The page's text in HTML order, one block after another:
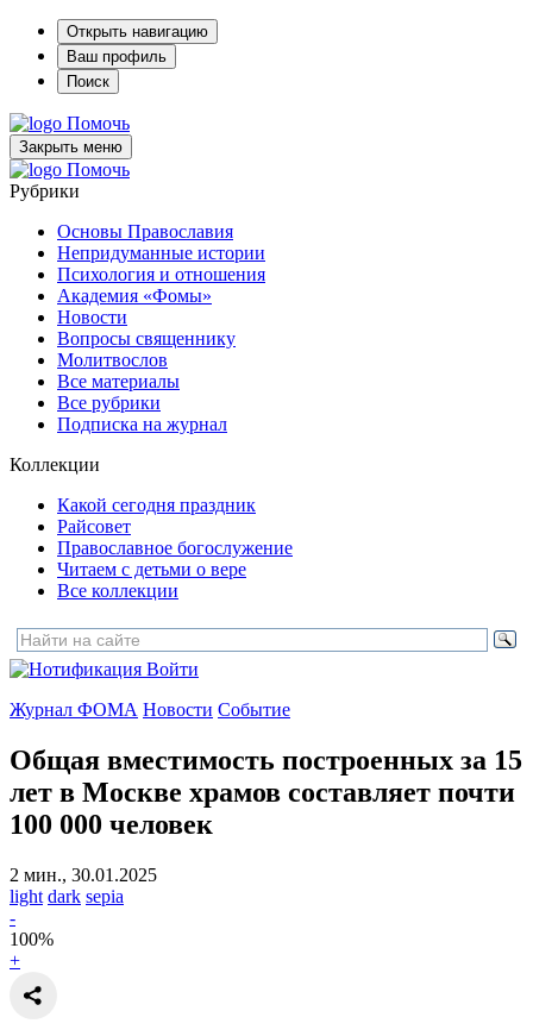
Открыть навигацию
Ваш профиль
Поиск
Помочь
Закрыть меню
Помочь
Рубрики
Основы Православия
Непридуманные истории
Психология и отношения
Академия «Фомы»
Новости
Вопросы священнику
Молитвослов
Все материалы
Все рубрики
Подписка на журнал
Коллекции
Какой сегодня праздник
Райсовет
Православное богослужение
Читаем с детьми о вере
Все коллекции
Войти
Журнал ФОМА Новости Событие
Общая вместимость построенных за 15
лет в Москве храмов составляет почти
100 000 человек
2 мин., 30.01.2025
light dark sepia
-
100%
+